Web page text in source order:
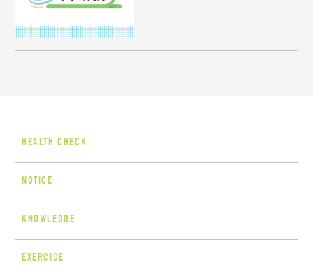
HEALTH CHECK
NOTICE
KNOWLEDGE
EXERCISE